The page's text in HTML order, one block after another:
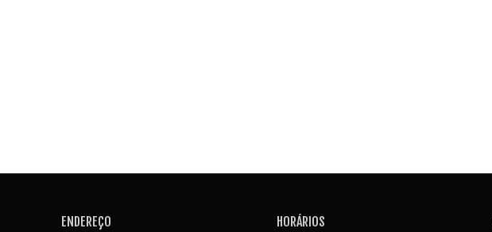
ENDEREÇO HORÁRIOS